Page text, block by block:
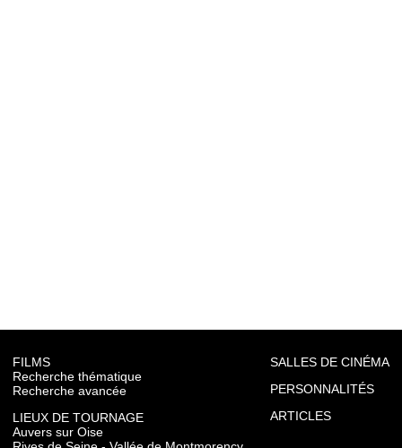
FILMS
Recherche thématique
Recherche avancée
LIEUX DE TOURNAGE
Auvers sur Oise
SALLES DE CINÉMA
PERSONNALITÉS
ARTICLES